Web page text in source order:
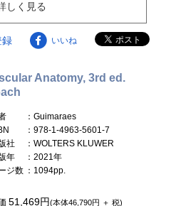
しく見る
録 いいね
Anatomy, 3rd ed.
：Guimaraes
：978-1-4963-5601-7
社
：WOLTERS KLUWER
年
：2021年
ジ数 ：1094pp.
51,469円(本体46,790円 ＋ 税)